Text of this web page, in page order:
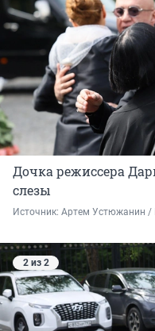
Дочка режиссера
слезы
Источник: Артем Устюжанин /
2 из 2